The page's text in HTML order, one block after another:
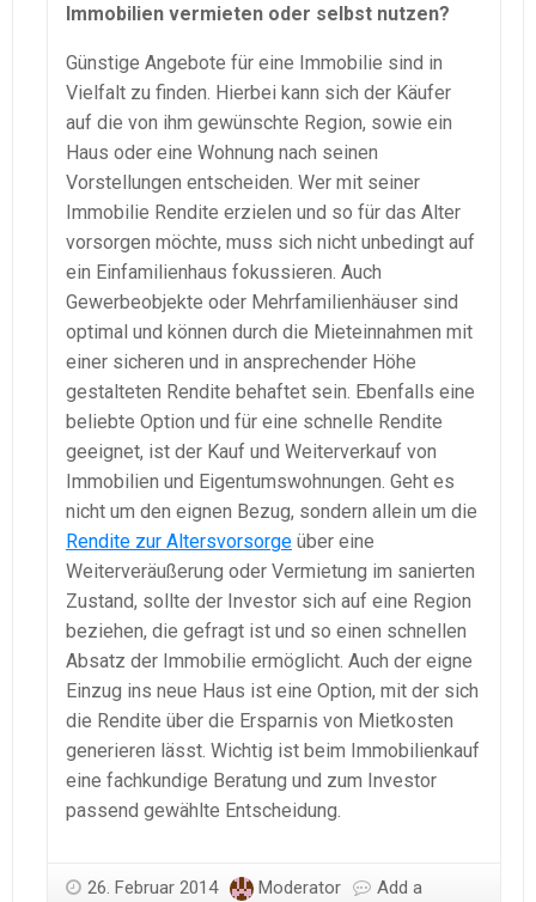
Immobilien vermieten oder selbst nutzen?
Günstige Angebote für eine Immobilie sind in
Vielfalt zu finden. Hierbei kann sich der Käufer
auf die von ihm gewünschte Region, sowie ein
Haus oder eine Wohnung nach seinen
Vorstellungen entscheiden. Wer mit seiner
Immobilie Rendite erzielen und so für das Alter
vorsorgen möchte, muss sich nicht unbedingt auf
ein Einfamilienhaus fokussieren. Auch
Gewerbeobjekte oder Mehrfamilienhäuser sind
optimal und können durch die Mieteinnahmen mit
einer sicheren und in ansprechender Höhe
gestalteten Rendite behaftet sein. Ebenfalls eine
beliebte Option und für eine schnelle Rendite
geeignet, ist der Kauf und Weiterverkauf von
Immobilien und Eigentumswohnungen. Geht es
nicht um den eignen Bezug, sondern allein um die
Rendite zur Altersvorsorge über eine
Weiterveräußerung oder Vermietung im sanierten
Zustand, sollte der Investor sich auf eine Region
beziehen, die gefragt ist und so einen schnellen
Absatz der Immobilie ermöglicht. Auch der eigne
Einzug ins neue Haus ist eine Option, mit der sich
die Rendite über die Ersparnis von Mietkosten
generieren lässt. Wichtig ist beim Immobilienkauf
eine fachkundige Beratung und zum Investor
passend gewählte Entscheidung.
26. Februar 2014 Moderator
Add a